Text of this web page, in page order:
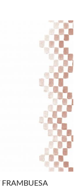
FRAMBUESA